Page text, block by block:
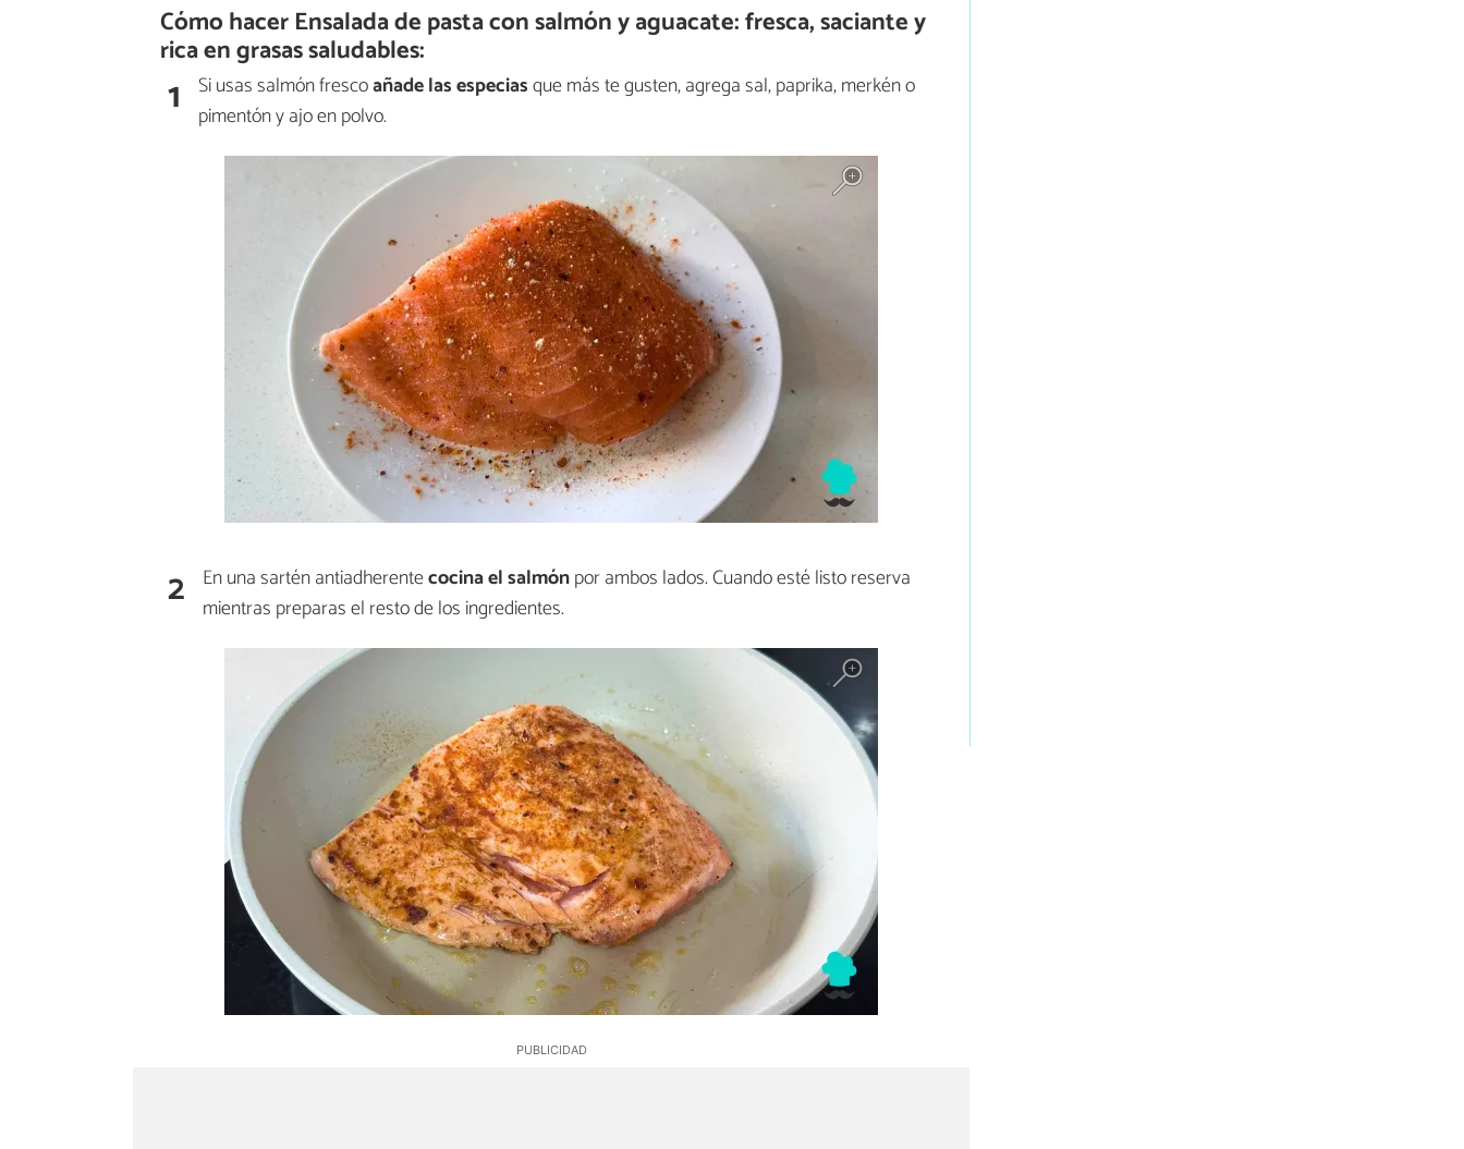
Cómo hacer Ensalada de pasta con salmón y aguacate: fresca, saciante y
rica en grasas saludables:
1 Si usas salmón frescoañade las especiasque más te gusten, agrega sal, paprika, merkén o
pimentón y ajo en polvo.
2 En una sartén antiadherentecocina el salmónpor ambos lados. Cuando esté listo reserva
mientras preparas el resto de los ingredientes.